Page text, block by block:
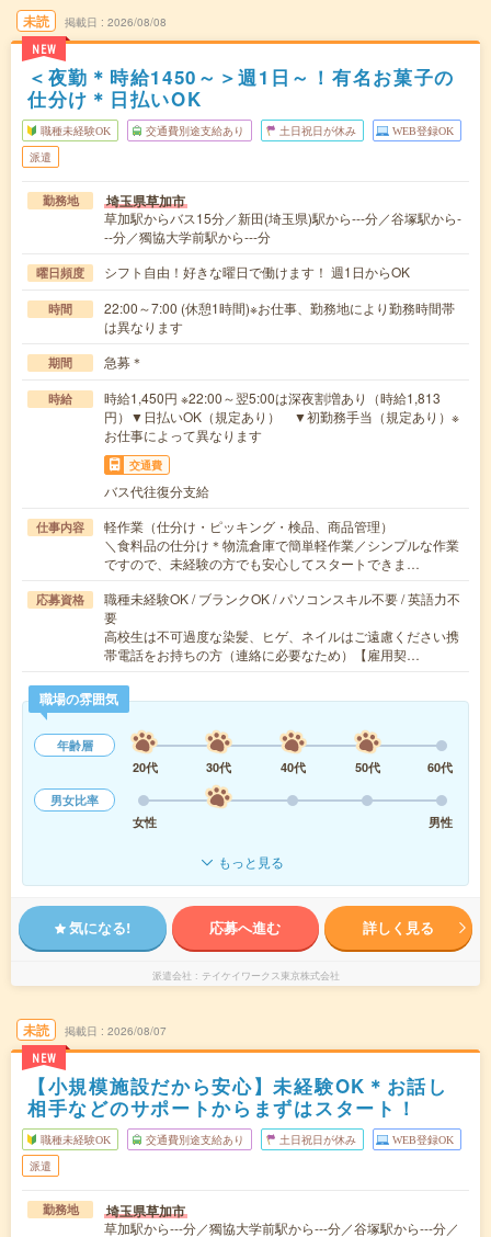
未読
NEW
掲載日 2026/08/08
＜夜勤＊時給1450～＞週1日～！有名お菓子の
仕分け＊日払いOK
職種未経験OK 交通費別途支給あり 土日祝日が休み WEB登録OK
派遣
勤務地 埼玉県草加市
草加駅からバス15分／新田(埼玉県)駅から---分／谷塚駅から-
--分／獨協大学前駅から---分
曜日頻度 シフト自由！好きな曜日で働けます！ 週1日からOK
時間
22:00～7:00 (休憩1時間)※お仕事、勤務地により勤務時間帯
は異なります
期間 急募＊
時給
時給1,450円 ※22:00～翌5:00は深夜割増あり（時給1,813
円）▼日払いOK（規定あり） ▼初勤務手当（規定あり）※
お仕事によって異なります
交通費
バス代往復分支給
仕事内容
軽作業（仕分け・ピッキング・検品、商品管理）
＼食料品の仕分け＊物流倉庫で簡単軽作業／シンプルな作業
ですので、未経験の方でも安心してスタートできま…
応募資格
職種未経験OK / ブランクOK / パソコンスキル不要 / 英語力不
要
高校生は不可過度な染髪、ヒゲ、ネイルはご遠慮ください携
帯電話をお持ちの方（連絡に必要なため）【雇用契…
職場の雰囲気
年齢層
20代
30代 40代 50代
60代
男女比率
女性
男性
もっと見る
気になる! 応募へ進む 詳しく見る
派遣会社 テイケイワークス東京株式会社
未読
NEW
掲載日 2026/08/07
【小規模施設だから安心】未経験OK＊お話し
相手などのサポートからまずはスタート！
職種未経験OK 交通費別途支給あり 土日祝日が休み WEB登録OK
派遣
勤務地 埼玉県草加市
草加駅から---分／獨協大学前駅から---分／谷塚駅から---分／